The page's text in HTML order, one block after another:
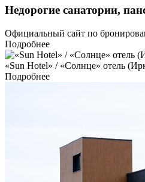
Недорогие санатории,
Официальный сайт по
Подробнее
«Sun Hotel» / «Солнце» отель
Подробнее